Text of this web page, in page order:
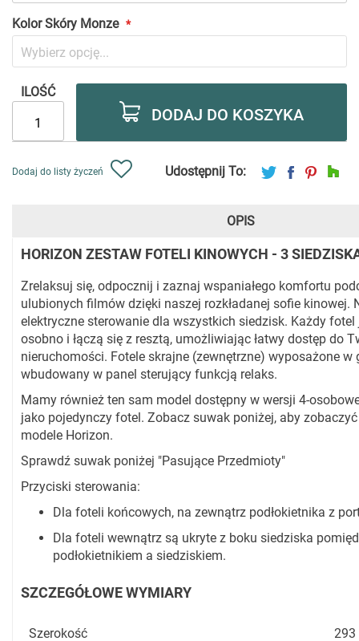
Kolor Skóry Monze
ILOŚĆ
DODAJ DO KOSZYKA
Dodaj do listy życzeń Udostępnij To:
OPIS
HORIZON ZESTAW FOTELI KINOWYCH - 3
Zrelaksuj się, odpocznij i zaznaj wspaniałego komfortu
ulubionych filmów dzięki naszej rozkładanej sofie kinowej.
elektryczne sterowanie dla wszystkich siedzisk. Każdy
osobno i łączą się z resztą, umożliwiając łatwy dostęp do
nieruchomości. Fotele skrajne (zewnętrzne) wyposażone w
wbudowany w panel sterujący funkcją relaks.
Mamy również ten sam model dostępny w wersji 4-
jako pojedynczy fotel. Zobacz suwak poniżej, aby
modele Horizon.
Sprawdź suwak poniżej "Pasujące Przedmioty"
Przyciski sterowania:
Dla foteli końcowych, na zewnątrz podłokietnika z
Dla foteli wewnątrz są ukryte z boku siedziska
podłokietnikiem a siedziskiem.
SZCZEGÓŁOWE WYMIARY
Szerokość